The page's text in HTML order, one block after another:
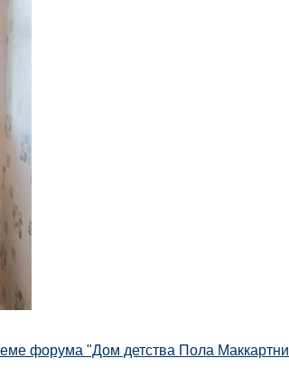
форума "Дом детства Пола Маккартни